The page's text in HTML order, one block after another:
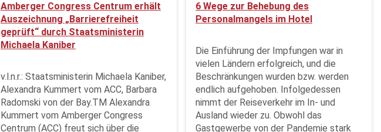
Amberger Congress Centrum erhält
Auszeichnung „Barrierefreiheit
geprüft“ durch Staatsministerin
Michaela Kaniber
v.l.n.r.: Staatsministerin Michaela Kaniber,
Alexandra Kummert vom ACC, Barbara
Radomski von der Bay.TM Alexandra
Kummert vom Amberger Congress
Centrum (ACC) freut sich über die
6 Wege zur Behebung des
Personalmangels im Hotel
Die Einführung der Impfungen war in
vielen Ländern erfolgreich, und die
Beschränkungen wurden bzw. werden
endlich aufgehoben. Infolgedessen
nimmt der Reiseverkehr im In- und
Ausland wieder zu. Obwohl das
Gastgewerbe von der Pandemie stark